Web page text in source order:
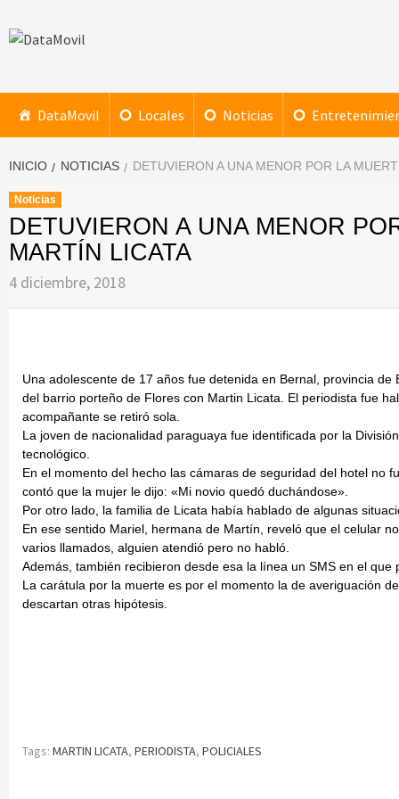
al
DataMovil
DataMovil Locales Noticias
INICIO NOTICIAS DETUVIERON A UNA MENOR POR LA
Noticias
DETUVIERON A UNA MENOR
MARTÍN LICATA
4 diciembre, 2018
Una adolescente de 17 años fue detenida en Bernal, provincia
del barrio porteño de Flores con Martin Licata. El periodista fue
acompañante se retiró sola.
La joven de nacionalidad paraguaya fue identificada por la
tecnológico.
En el momento del hecho las cámaras de seguridad del hotel no
contó que la mujer le dijo: «Mi novio quedó duchándose».
Por otro lado, la familia de Licata había hablado de algunas
En ese sentido Mariel, hermana de Martín, reveló que el celular
varios llamados, alguien atendió pero no habló.
Además, también recibieron desde esa la línea un SMS en el
La carátula por la muerte es por el momento la de averiguación
descartan otras hipótesis.
Tags: MARTIN LICATA, PERIODISTA, POLICIALES